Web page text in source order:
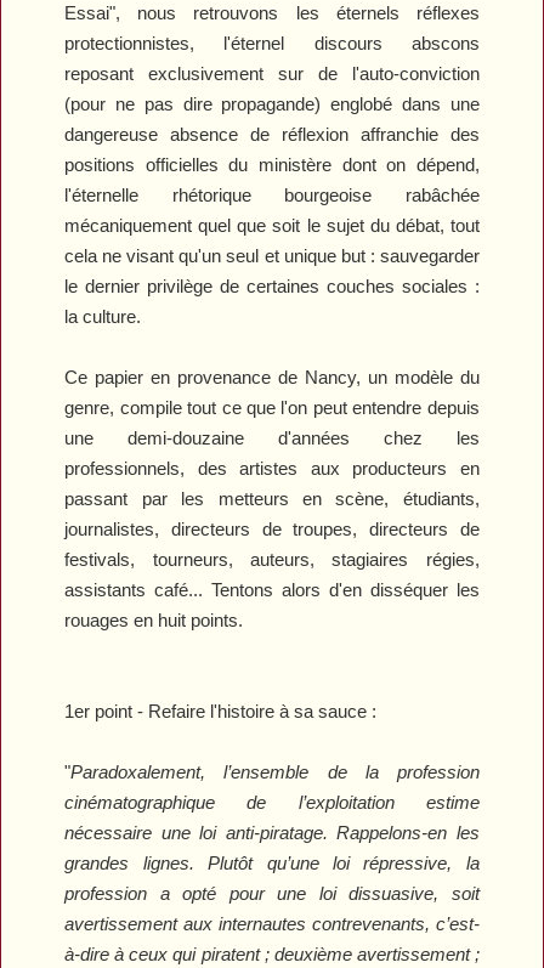
Essai", nous retrouvons les éternels réflexes
protectionnistes, l'éternel discours abscons
reposant exclusivement sur de l'auto-conviction
(pour ne pas dire propagande) englobé dans une
dangereuse absence de réflexion affranchie des
positions officielles du ministère dont on dépend,
l'éternelle rhétorique bourgeoise rabâchée
mécaniquement quel que soit le sujet du débat, tout
cela ne visant qu'un seul et unique but : sauvegarder
le dernier privilège de certaines couches sociales :
la culture.
Ce papier en provenance de Nancy, un modèle du
genre, compile tout ce que l'on peut entendre depuis
une demi-douzaine d'années chez les
professionnels, des artistes aux producteurs en
passant par les metteurs en scène, étudiants,
journalistes, directeurs de troupes, directeurs de
festivals, tourneurs, auteurs, stagiaires régies,
assistants café... Tentons alors d'en disséquer les
rouages en huit points.
1er point - Refaire l'histoire à sa sauce :
"Paradoxalement, l’ensemble de la profession
cinématographique de l’exploitation estime
nécessaire une loi anti-piratage. Rappelons-en les
grandes lignes. Plutôt qu’une loi répressive, la
profession a opté pour une loi dissuasive, soit
avertissement aux internautes contrevenants, c’est-
à-dire à ceux qui piratent ; deuxième avertissement ;